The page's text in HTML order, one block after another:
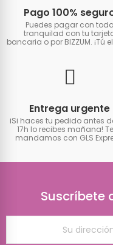
Pago 100%
Puedes pagar con toda
tranquilad con tu
bancaria o por BIZZUM. ¡Tú
Entrega urgente
iSi haces tu pedido antes
17h lo recibes mañana!
mandamos con GLS
Suscríbete